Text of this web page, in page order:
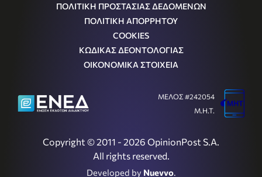
ΠΟΛΙΤΙΚΗ ΠΡΟΣΤΑΣΙΑΣ ΔΕΔΟΜΕΝΩΝ
ΠΟΛΙΤΙΚΗ ΑΠΟΡΡΗΤΟΥ
COOKIES
ΚΩΔΙΚΑΣ ΔΕΟΝΤΟΛΟΓΙΑΣ
ΟΙΚΟΝΟΜΙΚΑ ΣΤΟΙΧΕΙΑ
Copyright © 2011 - 2026 OpinionPost S.A.
All rights reserved.
Developed by Nuevvo
ΜΕΛΟΣ #242054
Μ.Η.Τ.